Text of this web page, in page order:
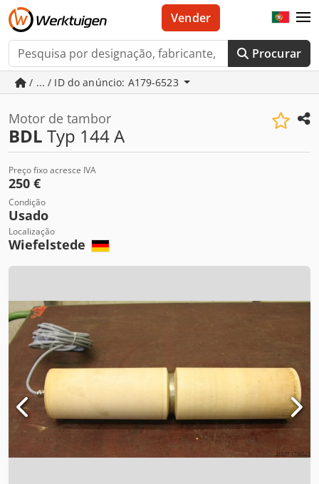
Procurar
Vender
/ ... / ID do anúncio: A179-6523
Motor de tambor
BDL Typ 144 A
Preço fixo acresce IVA
250 €
Condição
Usado
Localização
Wiefelstede